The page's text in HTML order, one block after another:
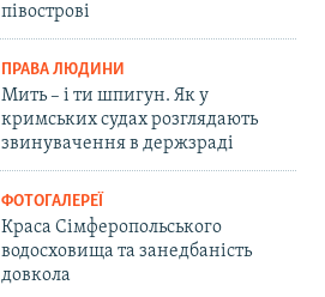
півострові
ПРАВА ЛЮДИНИ
Мить – і ти шпигун. Як у
кримських судах розглядають
звинувачення в держзраді
ФОТОГАЛЕРЕЇ
Краса Сімферопольського
водосховища та занедбаність
довкола